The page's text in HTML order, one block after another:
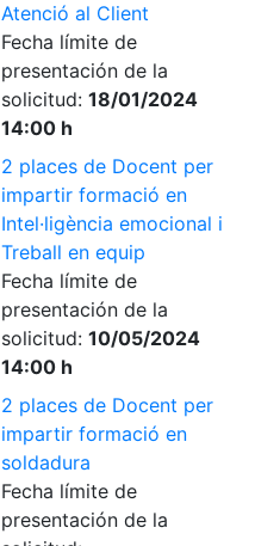
Atenció al Client
Fecha límite de
presentación de la
solicitud: 18/01/2024
14:00 h
2 places de Docent per
impartir formació en
Intel·ligència emocional i
Treball en equip
Fecha límite de
presentación de la
solicitud: 10/05/2024
14:00 h
2 places de Docent per
impartir formació en
soldadura
Fecha límite de
presentación de la